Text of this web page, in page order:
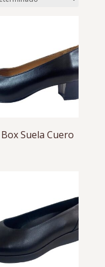
Suela Cuero